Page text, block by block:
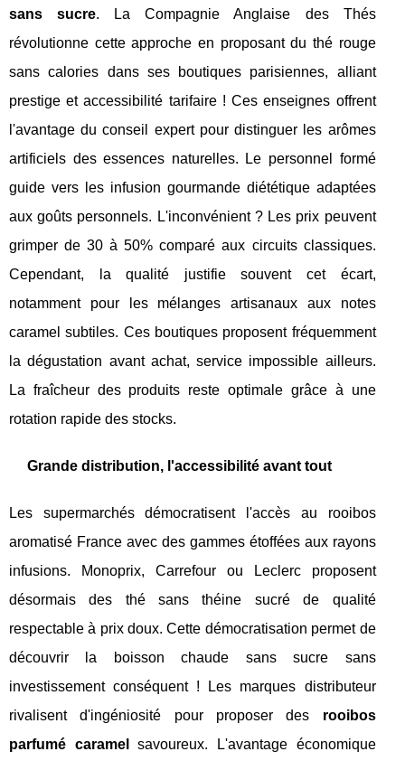
sans sucre. La Compagnie Anglaise des Thés
révolutionne cette approche en proposant du thé rouge
sans calories dans ses boutiques parisiennes, alliant
prestige et accessibilité tarifaire ! Ces enseignes offrent
l'avantage du conseil expert pour distinguer les arômes
artificiels des essences naturelles. Le personnel formé
guide vers les infusion gourmande diététique adaptées
aux goûts personnels. L'inconvénient ? Les prix peuvent
grimper de 30 à 50% comparé aux circuits classiques.
Cependant, la qualité justifie souvent cet écart,
notamment pour les mélanges artisanaux aux notes
caramel subtiles. Ces boutiques proposent fréquemment
la dégustation avant achat, service impossible ailleurs.
La fraîcheur des produits reste optimale grâce à une
rotation rapide des stocks.
Grande distribution, l'accessibilité avant tout
Les supermarchés démocratisent l'accès au rooibos
aromatisé France avec des gammes étoffées aux rayons
infusions. Monoprix, Carrefour ou Leclerc proposent
désormais des thé sans théine sucré de qualité
respectable à prix doux. Cette démocratisation permet de
découvrir la boisson chaude sans sucre sans
investissement conséquent ! Les marques distributeur
rivalisent d'ingéniosité pour proposer des rooibos
parfumé caramel
savoureux. L'avantage économique